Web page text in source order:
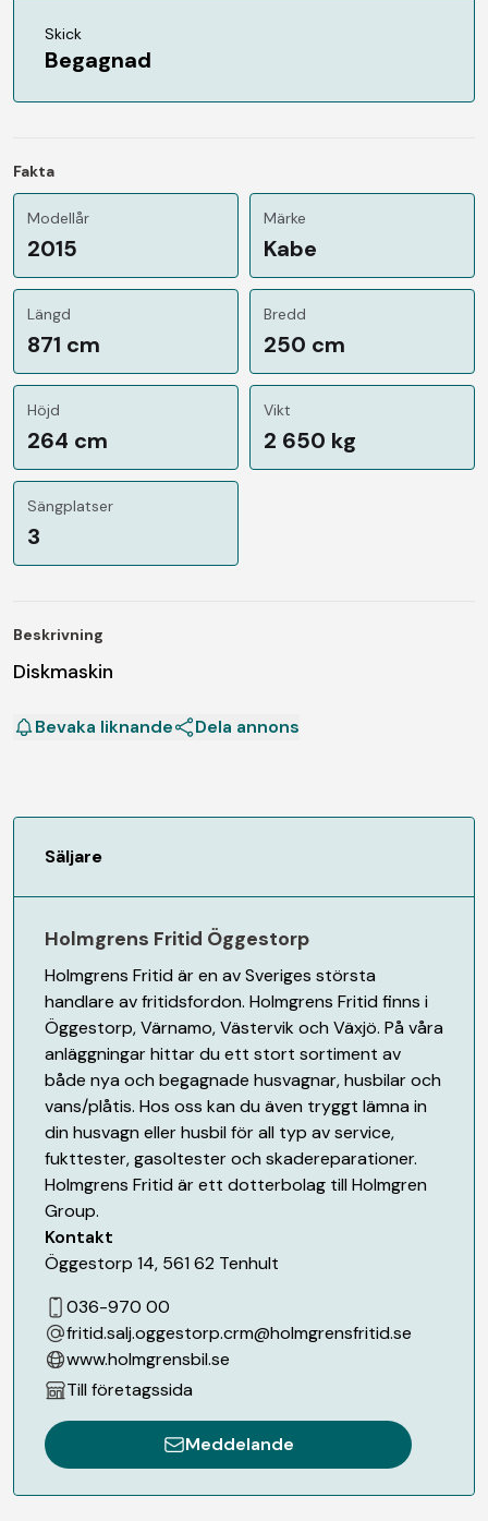
Skick
Begagnad
Fakta
Modellår
2015
Märke
Kabe
Längd
871 cm
Bredd
250 cm
Höjd
264 cm
Vikt
2 650 kg
Sängplatser
3
Beskrivning
Diskmaskin
Bevaka liknande Dela annons
Säljare
Holmgrens Fritid Öggestorp
Holmgrens Fritid är en av Sveriges största
handlare av fritidsfordon. Holmgrens Fritid finns i
Öggestorp, Värnamo, Västervik och Växjö. På våra
anläggningar hittar du ett stort sortiment av
både nya och begagnade husvagnar, husbilar och
vans/plåtis. Hos oss kan du även tryggt lämna in
din husvagn eller husbil för all typ av service,
fukttester, gasoltester och skadereparationer.
Holmgrens Fritid är ett dotterbolag till Holmgren
Group.
Kontakt
Öggestorp 14, 561 62 Tenhult
036-970 00
fritid.salj.oggestorp.crm@holmgrensfritid.se
www.holmgrensbil.se
Till företagssida
Meddelande